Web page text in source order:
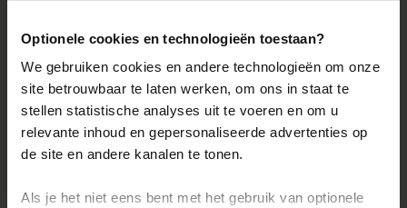
Optionele cookies en technologieën toestaan?
We gebruiken cookies en andere technologieën om onze
site betrouwbaar te laten werken, om ons in staat te
stellen statistische analyses uit te voeren en om u
relevante inhoud en gepersonaliseerde advertenties op
de site en andere kanalen te tonen.
Als je het niet eens bent met het gebruik van optionele